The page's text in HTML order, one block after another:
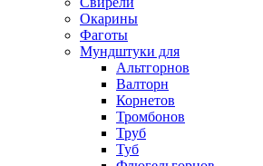
Окарины
Фаготы
Мундштуки для
Альтгорнов
Валторн
Корнетов
Тромбонов
Труб
Туб